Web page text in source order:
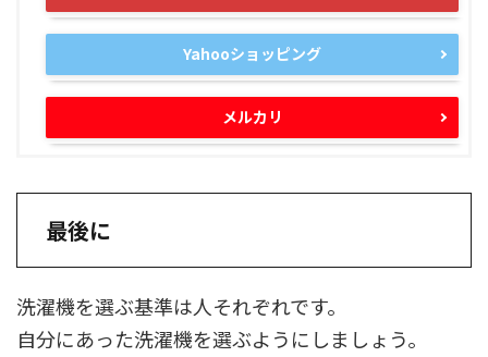
Yahooショッピング
メルカリ
最後に
洗濯機を選ぶ基準は人それぞれです。
自分にあった洗濯機を選ぶようにしましょう。